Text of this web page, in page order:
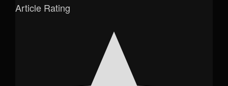
Article Rating